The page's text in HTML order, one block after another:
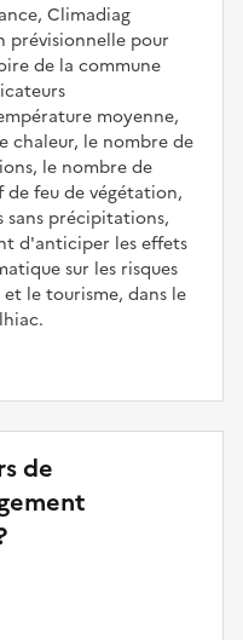
Climadiag
prévisionnelle pour
de la commune
moyenne,
chaleur, le nombre de
le nombre de
de feu de végétation,
sans précipitations,
d'anticiper les effets
sur les risques
le tourisme, dans le
de